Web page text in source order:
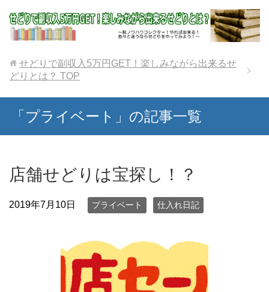
せどりで副収入5万円GET！楽しみながら出来るせ
どりとは？ TOP
「プライベート」の記事一覧
店舗せどりは宝探し！？
2019年7月10日 プライベート 仕入れ日記